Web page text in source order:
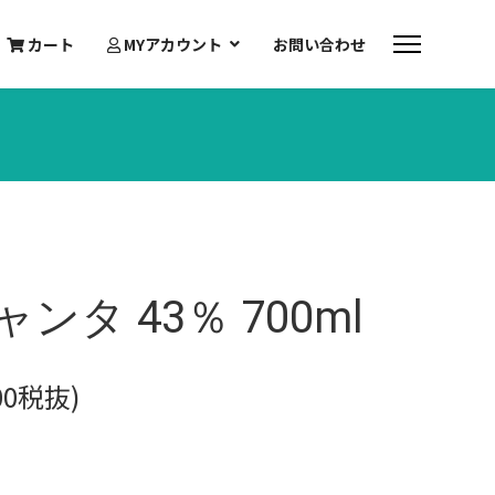
カート MYアカウント お問い合わせ
ンタ 43％ 700ml
税抜)